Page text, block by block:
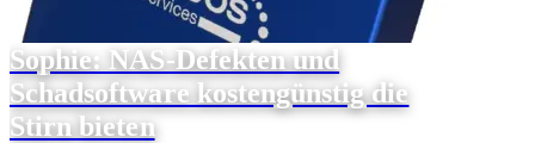
Sophie: NAS-Defekten und
Schadsoftware kostengünstig die
Stirn bieten